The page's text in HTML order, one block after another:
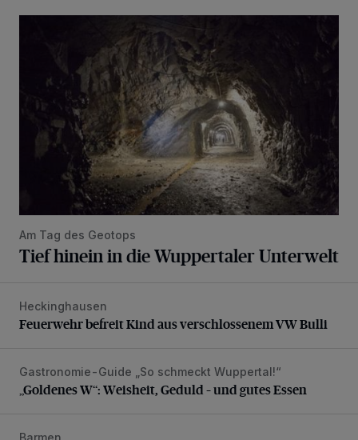
Am Tag des Geotops
Tief hinein in die Wuppertaler Unterwelt
Feuerwehr befreit Kind aus verschlossenem VW Bulli
Heckinghausen
Feuerwehr befreit Kind aus verschlossenem VW Bulli
„Goldenes W“: Weisheit, Geduld – und gutes Essen
Gastronomie-Guide „So schmeckt Wuppertal!“
„Goldenes W“: Weisheit, Geduld – und gutes Essen
Barmen